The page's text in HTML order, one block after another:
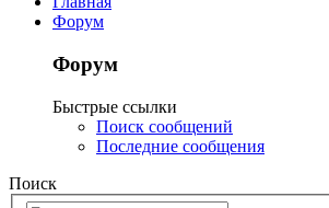
Форум
Форум
Быстрые ссылки
Поиск сообщений
Последние сообщения
Поиск